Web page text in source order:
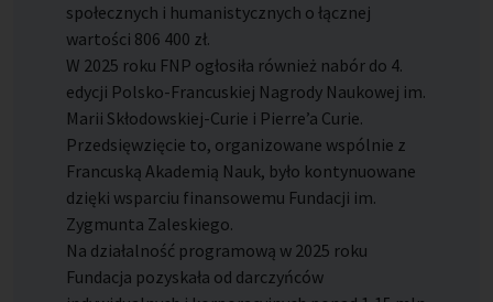
społecznych i humanistycznych o łącznej
wartości 806 400 zł.
W 2025 roku FNP ogłosiła również nabór do 4.
edycji Polsko-Francuskiej Nagrody Naukowej im.
Marii Skłodowskiej-Curie i Pierre’a Curie.
Przedsięwzięcie to, organizowane wspólnie z
Francuską Akademią Nauk, było kontynuowane
dzięki wsparciu finansowemu Fundacji im.
Zygmunta Zaleskiego.
Na działalność programową w 2025 roku
Fundacja pozyskała od darczyńców